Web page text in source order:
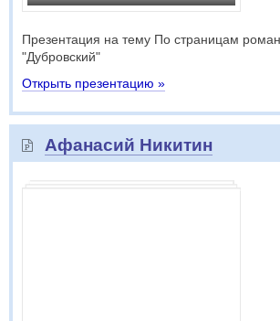
Презентация на тему По страницам
"Дубровский"
Открыть презентацию »
Афанасий Никитин